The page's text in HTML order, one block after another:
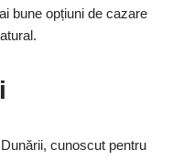
bune opțiuni de cazare
cunoscut pentru